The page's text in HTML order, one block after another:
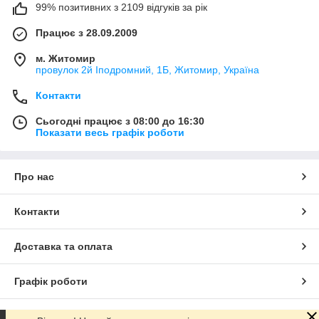
99% позитивних з 2109 відгуків за рік
Працює з 28.09.2009
м. Житомир
провулок 2й Іподромний, 1Б, Житомир, Україна
Контакти
Сьогодні працює з 08:00 до 16:30
Показати весь графік роботи
Про нас
Контакти
Доставка та оплата
Графік роботи
Повна версія сайту